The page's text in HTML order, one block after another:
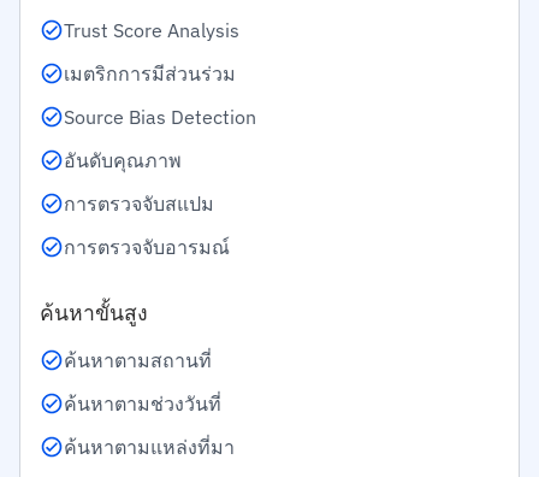
Trust Score Analysis
เมตริกการมีส่วนร่วม
Source Bias Detection
อันดับคุณภาพ
การตรวจจับสแปม
การตรวจจับอารมณ์
ค้นหาขั้นสูง
ค้นหาตามสถานที่
ค้นหาตามช่วงวันที่
ค้นหาตามแหล่งที่มา